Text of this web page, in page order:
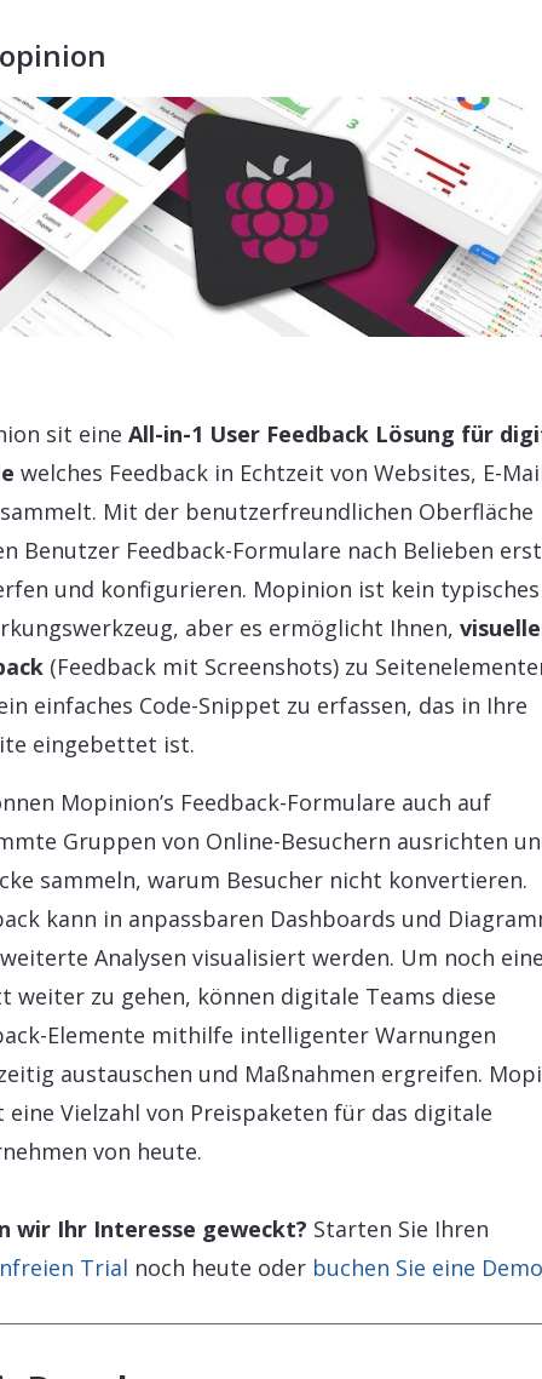
sit eine All-in-1 User Feedback Lösung für
welches Feedback in Echtzeit von Websites, E-
Mit der benutzerfreundlichen Oberfläche
Benutzer Feedback-Formulare nach Belieben
und konfigurieren. Mopinion ist kein typisches
aber es ermöglicht Ihnen,
(Feedback mit Screenshots) zu
einfaches Code-Snippet zu erfassen, das in Ihre
eingebettet ist.
Mopinion’s Feedback-Formulare auch auf
Gruppen von Online-Besuchern ausrichten
sammeln, warum Besucher nicht konvertieren.
kann in anpassbaren Dashboards und
Analysen visualisiert werden. Um noch
weiter zu gehen, können digitale Teams diese
Elemente mithilfe intelligenter Warnungen
austauschen und Maßnahmen ergreifen.
eine Vielzahl von Preispaketen für das digitale
von heute.
wir Ihr Interesse geweckt? Starten Sie Ihren
Trial noch heute oder buchen Sie eine Demo